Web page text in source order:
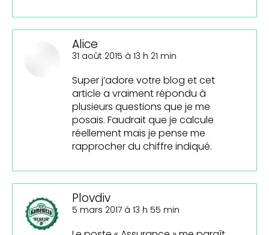
Alice
dit
31 août 2015 à 13 h 21 min
Super j’adore votre blog et cet
article a vraiment répondu à
plusieurs questions que je me
posais. Faudrait que je calcule
réellement mais je pense me
rapprocher du chiffre indiqué.
Plovdiv
dit
5 mars 2017 à 13 h 55 min